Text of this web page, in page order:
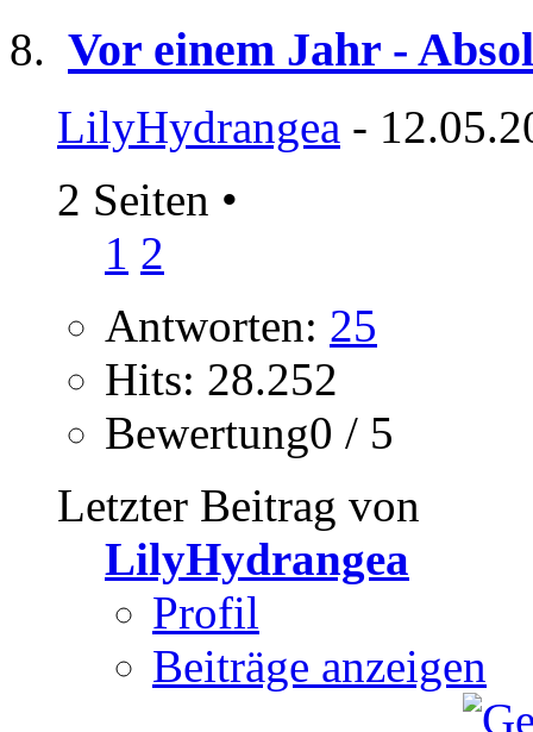
Vor einem Jahr -
LilyHydrangea -
2 Seiten •
1 2
Antworten: 25
Hits: 28.252
Bewertung0 / 5
Letzter Beitrag von
LilyHydrangea
Profil
Beiträge anzeigen